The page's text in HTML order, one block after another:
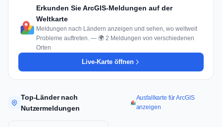
Erkunden Sie ArcGIS-Meldungen auf der
Weltkarte
Meldungen nach Ländern anzeigen und sehen, wo weltweit
Probleme auftreten. — 🌍 2 Meldungen von verschiedenen
Orten
Live-Karte öffnen
Top-Länder nach
Nutzermeldungen
Ausfallkarte für ArcGIS
anzeigen